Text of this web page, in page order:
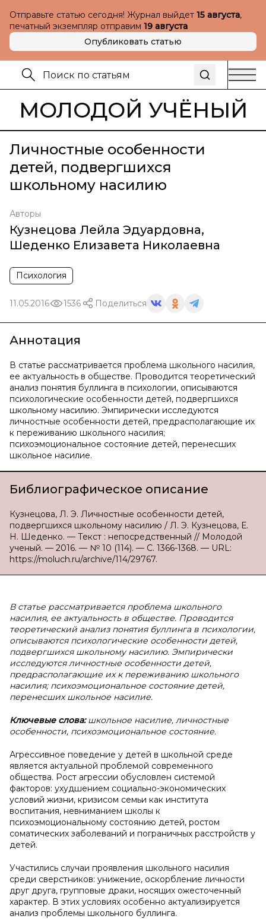
Отправьте статью сегодня! Журнал выйдет 15 августа,
печатный экземпляр отправим 19 августа
Опубликовать статью
МОЛОДОЙ УЧЁНЫЙ
Личностные особенности
детей, подвергшихся
школьному насилию
Авторы
Кузнецова Лейла Эдуардовна,
Шеденко Елизавета Николаевна
Психология
11.05.2016 1536 Поделиться
Аннотация
В статье рассматривается проблема школьного насилия,
ее актуальность в обществе. Проводится теоретический
анализ понятия буллинга в психологии, описываются
психологические особенности детей, подвергшихся
школьному насилию. Эмпирически исследуются
личностные особенности детей, предрасполагающие их
к переживанию школьного насилия;
психоэмоциональное состояние детей, перенесших
школьное насилие.
Библиографическое описание
Кузнецова, Л. Э. Личностные особенности детей,
подвергшихся школьному насилию / Л. Э. Кузнецова, Е.
Н. Шеденко. — Текст : непосредственный // Молодой
ученый. — 2016. — № 10 (114). — С. 1366-1368. — URL:
https://moluch.ru/archive/114/29767.
В статье рассматривается проблема школьного
насилия, ее актуальность в обществе. Проводится
теоретический анализ понятия буллинга в психологии,
описываются психологические особенности детей,
подвергшихся школьному насилию. Эмпирически
исследуются личностные особенности детей,
предрасполагающие их к переживанию школьного
насилия; психоэмоциональное состояние детей,
перенесших школьное насилие.
Ключевые слова:школьное насилие, личностные
особенности, психоэмоциональное состояние.
Агрессивное поведение у детей в школьной среде
является актуальной проблемой современного
общества. Рост агрессии обусловлен системой
факторов: ухудшением социально-экономических
условий жизни, кризисом семьи как института
воспитания, невниманием школы к
психоэмоциональному состоянию детей, ростом
соматических заболеваний и пограничных расстройств у
детей.
Участились случаи проявления школьного насилия
среди сверстников: унижение, оскорбление личности
друг друга, групповые драки, носящих ожесточенный
характер. В этих условиях особенно актуализируется
анализ проблемы школьного буллинга.